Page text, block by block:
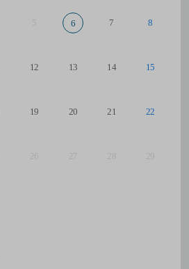
5 6 7 8
12 13 14 15
19 20 21 22
26 27 28 29